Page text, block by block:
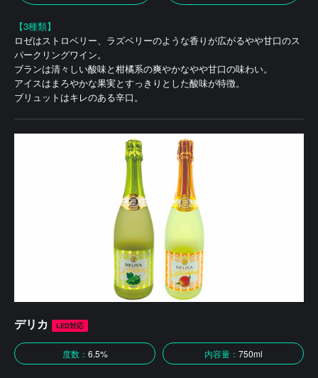
【3種類】
ロゼはストロベリー、ラズベリーのような香りが広がるやや甘口のス
パークリングワイン。
ブランは清々しい酸味と柑橘系の爽やかなやや甘口の味わい。
アイスはまろやかな果実とすっきりとした酸味が特徴。
ブリュットはキレのある辛口。
デリカ LED対応
度数： 6.5% 内容量： 750ml